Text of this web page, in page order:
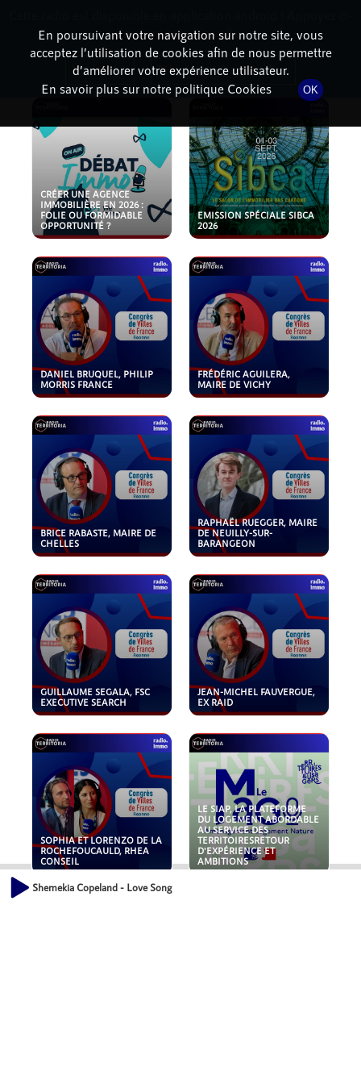
PODCASTS
CRÉER UNE AGENCE
IMMOBILIÈRE EN 2026 :
FOLIE OU FORMIDABLE
OPPORTUNITÉ ?
EMISSION SPÉCIALE SIBCA
2026
DANIEL BRUQUEL, PHILIP
MORRIS FRANCE
FRÉDÉRIC AGUILERA,
MAIRE DE VICHY
BRICE RABASTE, MAIRE DE
CHELLES
RAPHAËL RUEGGER, MAIRE
DE NEUILLY-SUR-
BARANGEON
GUILLAUME SEGALA, FSC
EXECUTIVE SEARCH
JEAN-MICHEL FAUVERGUE,
EX RAID
SOPHIA ET LORENZO DE LA
ROCHEFOUCAULD, RHEA
CONSEIL
LE SIAP, LA PLATEFORME
DU LOGEMENT ABORDABLE
AU SERVICE DES
TERRITOIRESRETOUR
D'EXPÉRIENCE ET
AMBITIONS
Shemekia Copeland - Love Song
En poursuivant votre navigation sur notre site, vous
acceptez l’utilisation de cookies afin de nous permettre
d’améliorer votre expérience utilisateur.
En savoir plus sur notre politique Cookies
OK
dessous pour l'installer.
Non merci Télécharger l'application